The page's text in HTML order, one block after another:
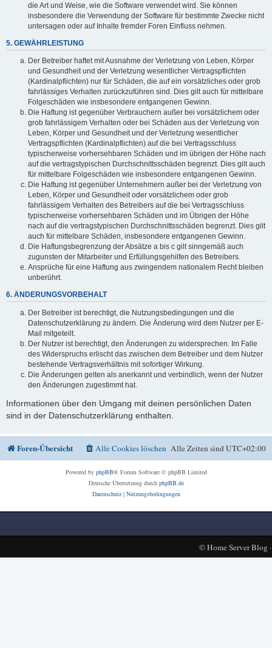
die Art und Weise, wie die Software verwendet wird. Sie können
insbesondere die Verwendung der Software für bestimmte Zwecke nicht
untersagen oder auf Inhalte fremder Foren Einfluss nehmen.
5. GEWÄHRLEISTUNG
Der Betreiber haftet mit Ausnahme der Verletzung von Leben, Körper
und Gesundheit und der Verletzung wesentlicher Vertragspflichten
(Kardinalpflichten) nur für Schäden, die auf ein vorsätzliches oder grob
fahrlässiges Verhalten zurückzuführen sind. Dies gilt auch für mittelbare
Folgeschäden wie insbesondere entgangenen Gewinn.
Die Haftung ist gegenüber Verbrauchern außer bei vorsätzlichem oder
grob fahrlässigem Verhalten oder bei Schäden aus der Verletzung von
Leben, Körper und Gesundheit und der Verletzung wesentlicher
Vertragspflichten (Kardinalpflichten) auf die bei Vertragsschluss
typischerweise vorhersehbaren Schäden und im übrigen der Höhe nach
auf die vertragstypischen Durchschnittsschäden begrenzt. Dies gilt auch
für mittelbare Folgeschäden wie insbesondere entgangenen Gewinn.
Die Haftung ist gegenüber Unternehmern außer bei der Verletzung von
Leben, Körper und Gesundheit oder vorsätzlichem oder grob
fahrlässigem Verhalten des Betreibers auf die bei Vertragsschluss
typischerweise vorhersehbaren Schäden und im Übrigen der Höhe
nach auf die vertragstypischen Durchschnittsschäden begrenzt. Dies gilt
auch für mittelbare Schäden, insbesondere entgangenen Gewinn.
Die Haftungsbegrenzung der Absätze a bis c gilt sinngemäß auch
zugunsten der Mitarbeiter und Erfüllungsgehilfen des Betreibers.
Ansprüche für eine Haftung aus zwingendem nationalem Recht bleiben
unberührt.
6. ÄNDERUNGSVORBEHALT
Der Betreiber ist berechtigt, die Nutzungsbedingungen und die
Datenschutzerklärung zu ändern. Die Änderung wird dem Nutzer per E-
Mail mitgeteilt.
Der Nutzer ist berechtigt, den Änderungen zu widersprechen. Im Falle
des Widerspruchs erlischt das zwischen dem Betreiber und dem Nutzer
bestehende Vertragsverhältnis mit sofortiger Wirkung.
Die Änderungen gelten als anerkannt und verbindlich, wenn der Nutzer
den Änderungen zugestimmt hat.
Informationen über den Umgang mit deinen persönlichen Daten
sind in der Datenschutzerklärung enthalten.
Foren-Übersicht Alle Zeiten sindUTC+02:00
Alle Cookies löschen
Powered by phpBB® Forum Software © phpBB Limited
Deutsche Übersetzung durch phpBB.de
Datenschutz| Nutzungsbedingungen
©Home Server Blog